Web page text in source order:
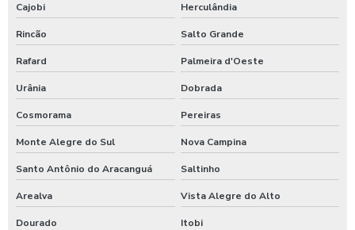
Cajobi Herculândia
Rincão Salto Grande
Rafard Palmeira d'Oeste
Urânia Dobrada
Cosmorama Pereiras
Monte Alegre do Sul Nova Campina
Santo Antônio do Aracanguá Saltinho
Arealva Vista Alegre do Alto
Dourado Itobi